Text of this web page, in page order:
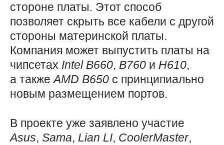
стороне платы. Этот способ
позволяет скрыть все кабели с другой
стороны материнской платы.
Компания может выпустить платы на
чипсетах Intel B660, B760 и H610,
а такжеAMD B650 с принципиально
новым размещением портов.
В проекте уже заявлено участие
Asus, Sama, Lian LI, CoolerMaster,